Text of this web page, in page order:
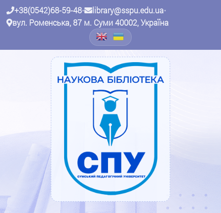
+38(0542)68-59-48• library@sspu.edu.ua•
вул. Роменська, 87 м. Суми 40002, Україна